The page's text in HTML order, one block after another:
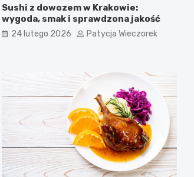
Sushi z dowozem w Krakowie:
wygoda, smak i sprawdzona jakość
24 lutego 2026 Patycja Wieczorek